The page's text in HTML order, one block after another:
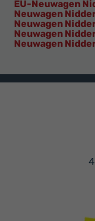
EU-Neuwagen
Neuwagen
Neuwagen
Neuwagen
Neuwagen